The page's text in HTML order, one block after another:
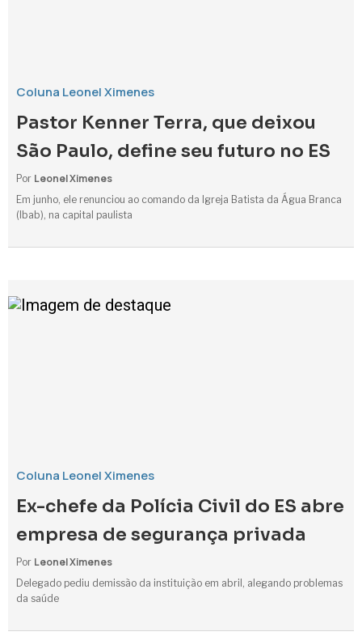
Coluna Leonel Ximenes
Pastor Kenner Terra, que deixou
São Paulo, define seu futuro no ES
Por Leonel Ximenes
Em junho, ele renunciou ao comando da Igreja Batista da Água Branca
(Ibab), na capital paulista
Coluna Leonel Ximenes
Ex-chefe da Polícia Civil do ES abre
empresa de segurança privada
Por Leonel Ximenes
Delegado pediu demissão da instituição em abril, alegando problemas
da saúde